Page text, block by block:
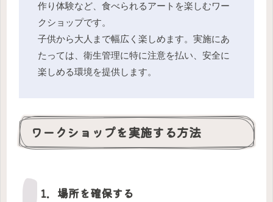
作り体験など、食べられるアートを楽しむワー
クショップです。
子供から大人まで幅広く楽しめます。実施にあ
たっては、衛生管理に特に注意を払い、安全に
楽しめる環境を提供します。
ワークショップを実施する方法
1．場所を確保する